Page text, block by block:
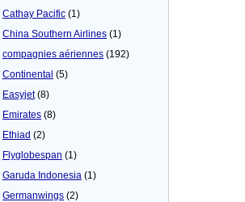
Cathay Pacific (1)
China Southern Airlines (1)
compagnies aériennes (192)
Continental (5)
Easyjet(8)
Emirates (8)
Ethiad (2)
Flyglobespan (1)
Garuda Indonesia (1)
Germanwings (2)